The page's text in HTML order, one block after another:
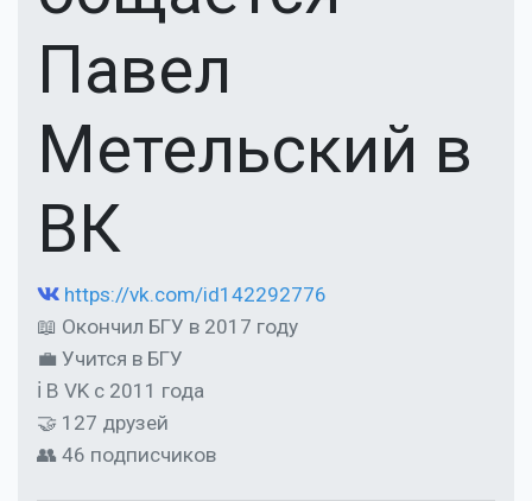
Павел
Метельский в
ВК
https://vk.com/id142292776
📖 Окончил БГУ в 2017 году
💼 Учится в БГУ
ℹ В VK с 2011 года
🤝 127 друзей
👥 46 подписчиков